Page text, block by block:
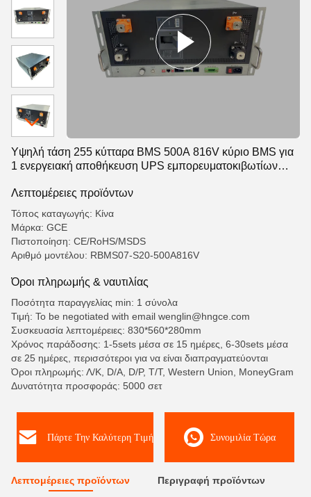
Υψηλή τάση 255 κύτταρα BMS 500A 816V κύριο BMS για
1 ενεργειακή αποθήκευση UPS εμπορευματοκιβωτίων
Λεπτομέρειες προϊόντων
Τόπος καταγωγής: Κίνα
Μάρκα: GCE
Πιστοποίηση: CE/RoHS/MSDS
Αριθμό μοντέλου: RBMS07-S20-500A816V
Όροι πληρωμής & ναυτιλίας
Ποσότητα παραγγελίας min: 1 σύνολα
Τιμή: To be negotiated with email wenglin@hngce.com
Συσκευασία λεπτομέρειες: 830*560*280mm
Χρόνος παράδοσης: 1-5sets μέσα σε 15 ημέρες, 6-30sets μέσα
σε 25 ημέρες, περισσότεροι για να είναι διαπραγματεύονται
Όροι πληρωμής: Λ/Κ, D/A, D/P, T/T, Western Union, MoneyGram
Δυνατότητα προσφοράς: 5000 σετ
Πάρτε Την Καλύτερη Τιμή Συνομιλία Τώρα
Λεπτομέρειες προϊόντων Περιγραφή προϊόντων